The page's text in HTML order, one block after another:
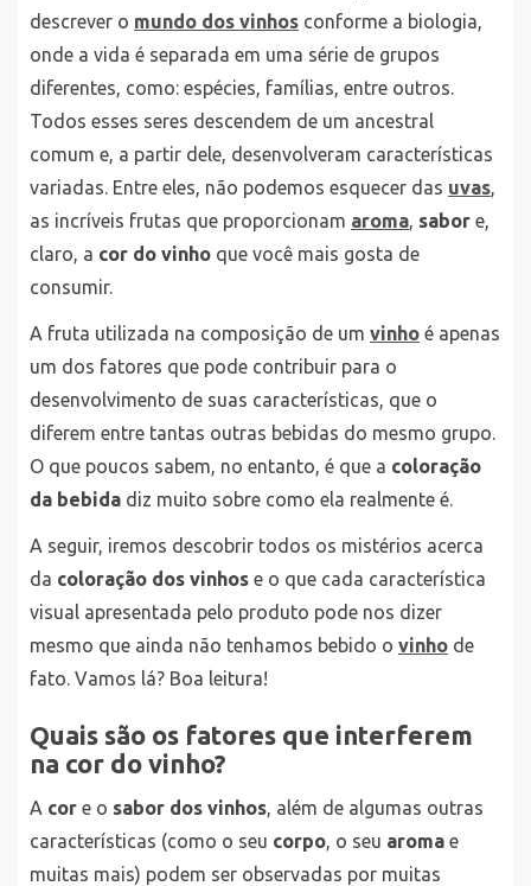
descrever o mundo dos vinhos conforme a biologia,
onde a vida é separada em uma série de grupos
diferentes, como: espécies, famílias, entre outros.
Todos esses seres descendem de um ancestral
comum e, a partir dele, desenvolveram características
variadas. Entre eles, não podemos esquecer das uvas,
as incríveis frutas que proporcionam aroma, sabor e,
claro, a cor do vinho que você mais gosta de
consumir.
A fruta utilizada na composição de um vinho é apenas
um dos fatores que pode contribuir para o
desenvolvimento de suas características, que o
diferem entre tantas outras bebidas do mesmo grupo.
O que poucos sabem, no entanto, é que a coloração
da bebida diz muito sobre como ela realmente é.
A seguir, iremos descobrir todos os mistérios acerca
da coloração dos vinhos e o que cada característica
visual apresentada pelo produto pode nos dizer
mesmo que ainda não tenhamos bebido o vinho de
fato. Vamos lá? Boa leitura!
Quais são os fatores que interferem
na cor do vinho?
A cor e o sabor dos vinhos, além de algumas outras
características (como o seu corpo, o seu aroma e
muitas mais) podem ser observadas por muitas